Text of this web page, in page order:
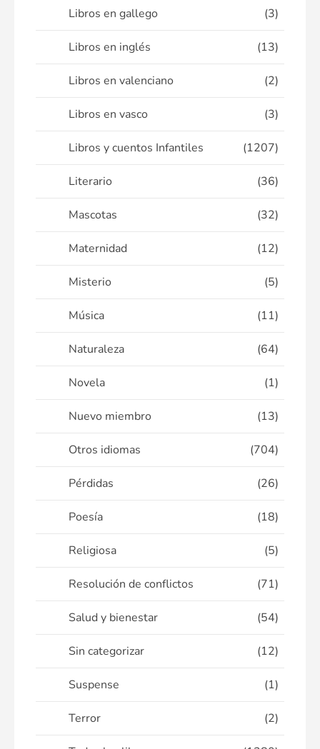
Libros en gallego (3)
Libros en inglés (13)
Libros en valenciano (2)
Libros en vasco (3)
Libros y cuentos Infantiles (1207)
Literario (36)
Mascotas (32)
Maternidad (12)
Misterio (5)
Música (11)
Naturaleza (64)
Novela (1)
Nuevo miembro (13)
Otros idiomas (704)
Pérdidas (26)
Poesía (18)
Religiosa (5)
Resolución de conflictos (71)
Salud y bienestar (54)
Sin categorizar (12)
Suspense (1)
Terror (2)